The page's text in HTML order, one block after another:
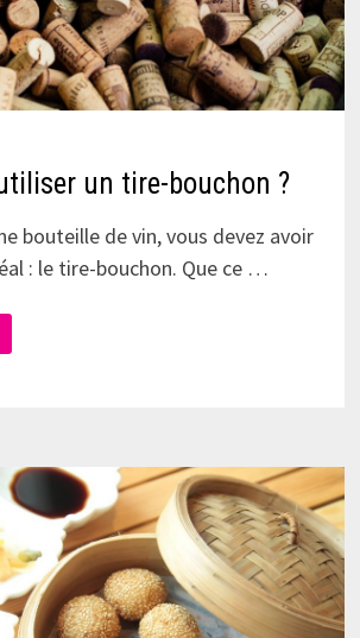
un tire-bouchon ?
bouteille de vin, vous devez avoir
: le tire-bouchon. Que ce …